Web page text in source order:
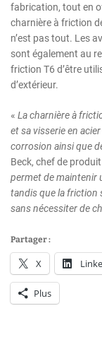
fabrication, tout en
charnière à friction
n’est pas tout. Les
sont également au
friction T6 d’être
d’extérieur.
« La charnière à
et sa visserie en
corrosion ainsi que
Beck, chef de
permet de maintenir
tandis que la friction
sans nécessiter de
Partager :
X
Plus